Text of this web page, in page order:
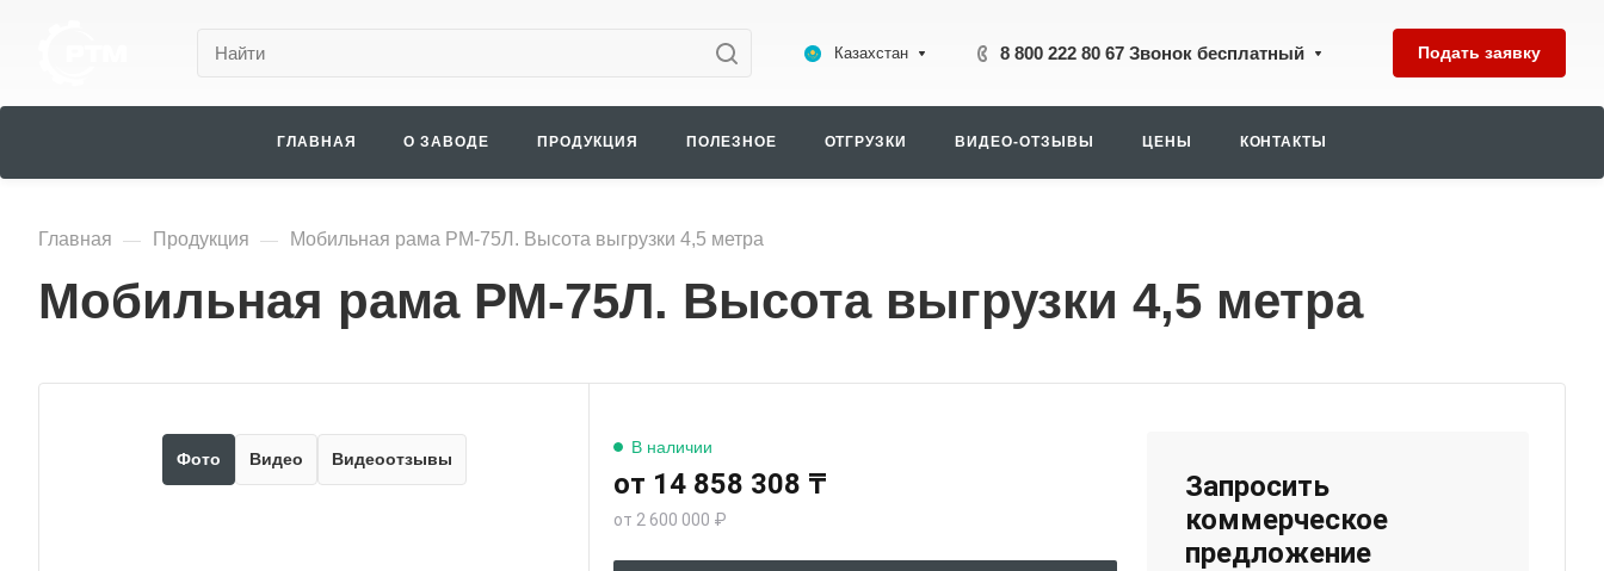
Казахстан 8 800 222 80 67 Звонок бесплатный Подать заявку
ГЛАВНАЯ О ЗАВОДЕ ПРОДУКЦИЯ ПОЛЕЗНОЕ ОТГРУЗКИ ВИДЕО-ОТЗЫВЫ ЦЕНЫ КОНТАКТЫ
Главная — Продукция — Мобильная рама РМ-75Л. Высота выгрузки 4,5 метра
Мобильная рама РМ-75Л. Высота выгрузки 4,5 метра
Фото Видео Видеоотзывы
В наличии
от 14 858 308 ₸
от 2 600 000 ₽
Запросить
коммерческое
предложение